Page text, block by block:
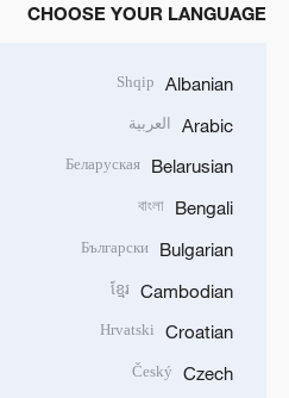
CHOOSE YOUR LANGUAGE
Albanian
Shqip
Arabic العربية
Belarusian
Беларуская
Bengali
বাংলা
Bulgarian
Български
Cambodian
ខ្មែរ
Croatian
Hrvatski
Czech
Český